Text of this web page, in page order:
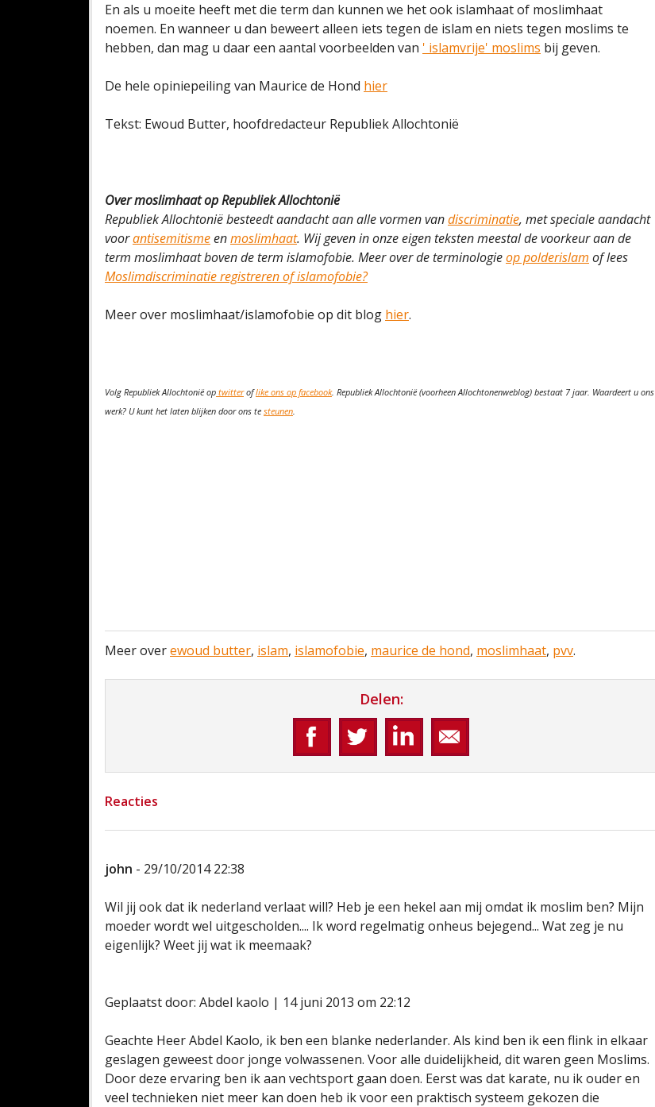
En als u moeite heeft met die term dan kunnen we het ook islamhaat of moslimhaat
noemen. En wanneer u dan beweert alleen iets tegen de islam en niets tegen moslims te
hebben, dan mag u daar een aantal voorbeelden van ' islamvrije' moslims bij geven.
De hele opiniepeiling van Maurice de Hond hier
Tekst: Ewoud Butter, hoofdredacteur Republiek Allochtonië
Over moslimhaat op Republiek Allochtonië
Republiek Allochtonië besteedt aandacht aan alle vormen vandiscriminatie, met speciale aandacht
voorantisemitismeenmoslimhaat. Wij geven in onze eigen teksten meestal de voorkeur aan de
term moslimhaat boven de term islamofobie. Meer over de terminologieop polderislam of lees
Moslimdiscriminatie registreren of islamofobie?
Meer over moslimhaat/islamofobie op dit blog hier.
Volg Republiek Allochtonië op twitteroflike ons op facebook. Republiek Allochtonië (voorheen Allochtonenweblog) bestaat 7 jaar. Waardeert u ons
werk? U kunt het laten blijken door ons te steunen.
Meer overewoud butter, islam, islamofobie, maurice de hond, moslimhaat, pvv.
Delen:
Reacties
john - 29/10/2014 22:38
Wil jij ook dat ik nederland verlaat will? Heb je een hekel aan mij omdat ik moslim ben? Mijn
moeder wordt wel uitgescholden.... Ik word regelmatig onheus bejegend... Wat zeg je nu
eigenlijk? Weet jij wat ik meemaak?
Geplaatst door: Abdel kaolo | 14 juni 2013 om 22:12
Geachte Heer Abdel Kaolo, ik ben een blanke nederlander. Als kind ben ik een flink in elkaar
geslagen geweest door jonge volwassenen. Voor alle duidelijkheid, dit waren geen Moslims.
Door deze ervaring ben ik aan vechtsport gaan doen. Eerst was dat karate, nu ik ouder en
veel technieken niet meer kan doen heb ik voor een praktisch systeem gekozen die